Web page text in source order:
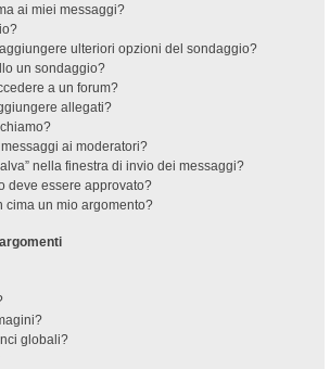
ai miei messaggi?
ulteriori opzioni del sondaggio?
un sondaggio?
a un forum?
allegati?
ai moderatori?
nella finestra di invio dei messaggi?
deve essere approvato?
cima un mio argomento?
globali?